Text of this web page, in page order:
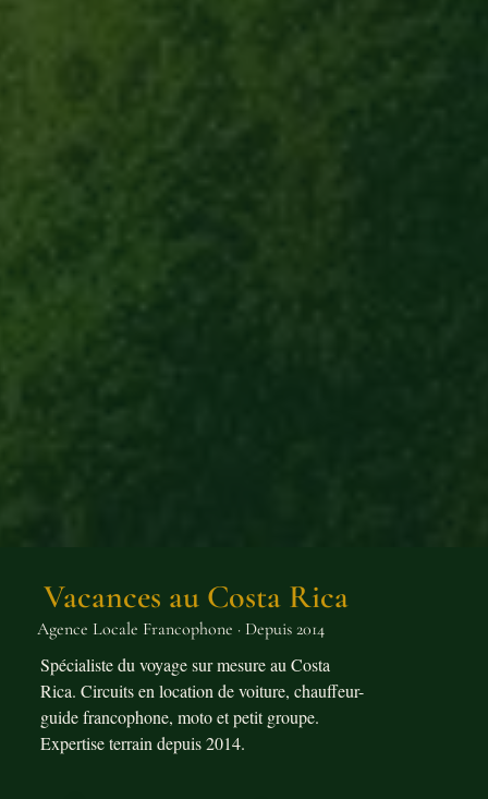
Vacances au Costa Rica
Agence Locale Francophone · Depuis 2014
Spécialiste du voyage sur mesure au Costa
Rica. Circuits en location de voiture, chauffeur-
guide francophone, moto et petit groupe.
Expertise terrain depuis 2014.